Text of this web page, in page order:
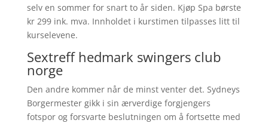
selv en sommer for snart to år siden. Kjøp Spa børste
kr 299 ink. mva. Innholdet i kurstimen tilpasses litt til
kurselevene.
Sextreff hedmark swingers club
norge
Den andre kommer når de minst venter det. Sydneys
Borgermester gikk i sin ærverdige forgjengers
fotspor og forsvarte beslutningen om å fortsette med